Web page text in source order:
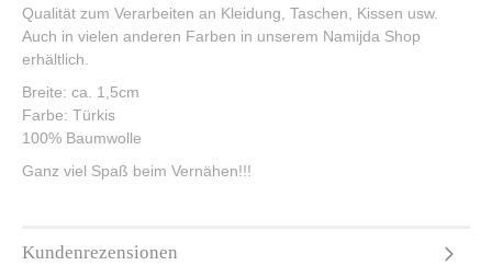
Qualität zum Verarbeiten an Kleidung, Taschen, Kissen usw.
Auch in vielen anderen Farben in unserem Namijda Shop
erhältlich.
Breite: ca. 1,5cm
Farbe: Türkis
100% Baumwolle
Ganz viel Spaß beim Vernähen!!!
Kundenrezensionen